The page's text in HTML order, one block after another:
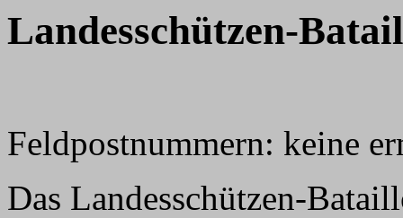
Landesschützen-
Feldpostnummern: keine
Das Landesschützen-